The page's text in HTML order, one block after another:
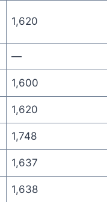
1,620
—
1,600
1,620
1,748
1,637
1,638